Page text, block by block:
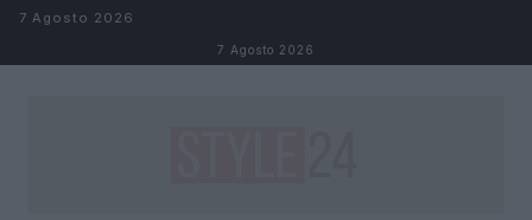
Salta al contenuto
7 Agosto 2026
7 Agosto 2026